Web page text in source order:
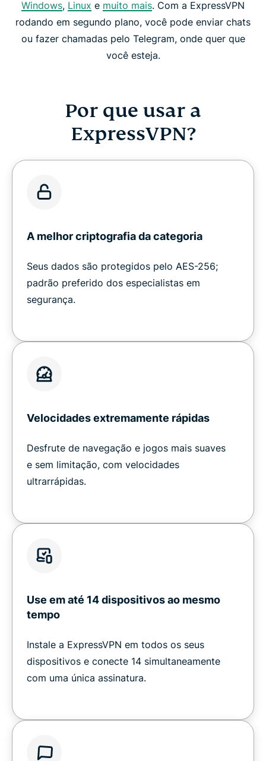
Windows, Linux e muito mais. Com a ExpressVPN
rodando em segundo plano, você pode enviar chats
ou fazer chamadas pelo Telegram, onde quer que
você esteja.
Por que usar a
ExpressVPN?
A melhor criptografia da categoria
Seus dados são protegidos pelo AES-256;
padrão preferido dos especialistas em
segurança.
Velocidades extremamente rápidas
Desfrute de navegação e jogos mais suaves
e sem limitação, com velocidades
ultrarrápidas.
Use em até 14 dispositivos ao mesmo
tempo
Instale a ExpressVPN em todos os seus
dispositivos e conecte 14 simultaneamente
com uma única assinatura.